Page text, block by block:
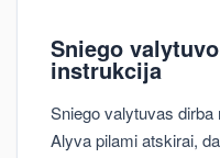
Sniego
instrukcija
Sniego valytuvas dirba
Alyva pilami atskirai,